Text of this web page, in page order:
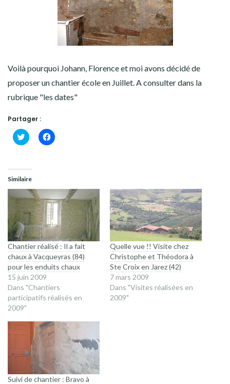
Voilà pourquoi Johann, Florence et moi avons décidé de
proposer un chantier école en Juillet. A consulter dans la
rubrique "les dates"
Partager :
Cliquez
pour
dans
nouvelle
fenêtre)
Cliquez
pour
fenêtre)
Similaire
Chantier réalisé : Il a fait
chaux à Vacqueyras (84)
pour les enduits chaux
15 juin 2009
Dans "Chantiers
participatifs réalisés en
2009"
Quelle vue !! Visite chez
Christophe et Théodora à
Ste Croix en Jarez (42)
7 mars 2009
Dans "Visites réalisées en
2009"
Suivi de chantier : Bravo à